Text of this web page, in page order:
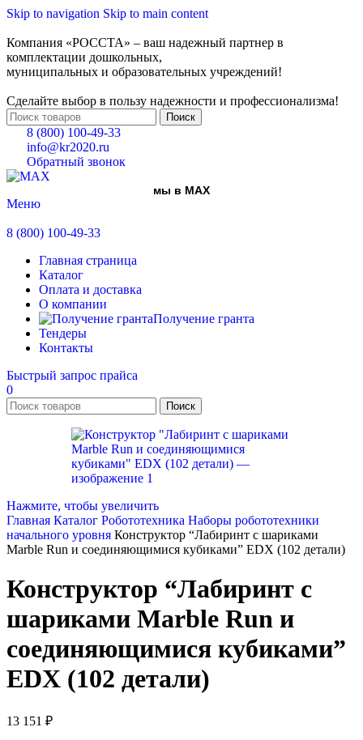
Skip to navigation Skip to main content
Компания «РОССТА» – ваш надежный партнер в
комплектации дошкольных,
муниципальных и образовательных учреждений!
Сделайте выбор в пользу надежности и профессионализма!
Поиск
8 (800) 100-49-33
info@kr2020.ru
Обратный звонок
мы в MAX
Меню
8 (800) 100-49-33
Главная страница
Каталог
Оплата и доставка
О компании
Получение гранта
Тендеры
Контакты
Быстрый запрос прайса
0
Поиск
Нажмите, чтобы увеличить
Главная Каталог Робототехника Наборы робототехники
начального уровня Конструктор “Лабиринт с шариками
Marble Run и соединяющимися кубиками” EDX (102 детали)
Конструктор “Лабиринт с
шариками Marble Run и
соединяющимися кубиками”
EDX (102 детали)
13 151 ₽